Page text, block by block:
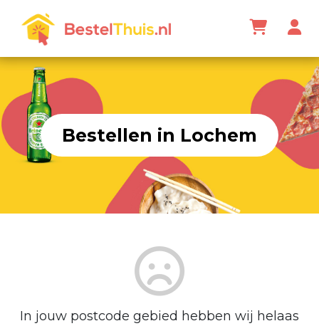
Bestellen in Lochem
In jouw postcode gebied hebben wij helaas